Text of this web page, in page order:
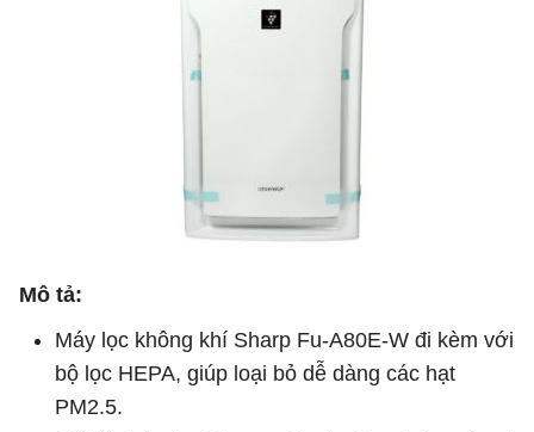
Mô tả:
Máy lọc không khí Sharp Fu-A80E-W đi kèm với
bộ lọc HEPA, giúp loại bỏ dễ dàng các hạt
PM2.5.